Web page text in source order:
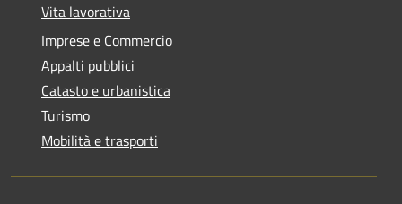
Vita lavorativa
Imprese e Commercio
Appalti pubblici
Catasto e urbanistica
Turismo
Mobilità e trasporti